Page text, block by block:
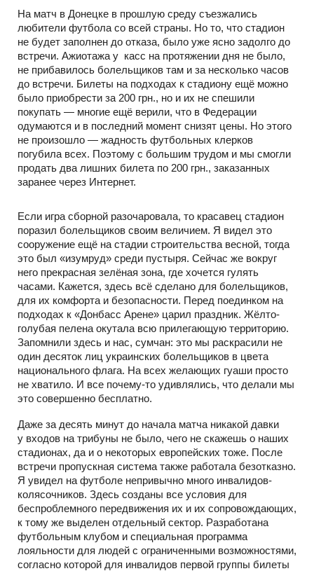
На матч в Донецке в прошлую среду съезжались
любители футбола со всей страны. Но то, что стадион
не будет заполнен до отказа, было уже ясно задолго до
встречи. Ажиотажа у касс на протяжении дня не было,
не прибавилось болельщиков там и за несколько часов
до встречи. Билеты на подходах к стадиону ещё можно
было приобрести за 200 грн., но и их не спешили
покупать — многие ещё верили, что в Федерации
одумаются и в последний момент снизят цены. Но этого
не произошло — жадность футбольных клерков
погубила всех. Поэтому с большим трудом и мы смогли
продать два лишних билета по 200 грн., заказанных
заранее через Интернет.
Если игра сборной разочаровала, то красавец стадион
поразил болельщиков своим величием. Я видел это
сооружение ещё на стадии строительства весной, тогда
это был «изумруд» среди пустыря. Сейчас же вокруг
него прекрасная зелёная зона, где хочется гулять
часами. Кажется, здесь всё сделано для болельщиков,
для их комфорта и безопасности. Перед поединком на
подходах к «Донбасс Арене» царил праздник. Жёлто-
голубая пелена окутала всю прилегающую территорию.
Запомнили здесь и нас, сумчан: это мы раскрасили не
один десяток лиц украинских болельщиков в цвета
национального флага. На всех желающих гуаши просто
не хватило. И все почему-то удивлялись, что делали мы
это совершенно бесплатно.
Даже за десять минут до начала матча никакой давки
у входов на трибуны не было, чего не скажешь о наших
стадионах, да и о некоторых европейских тоже. После
встречи пропускная система также работала безотказно.
Я увидел на футболе непривычно много инвалидов-
колясочников. Здесь созданы все условия для
беспроблемного передвижения их и их сопровождающих,
к тому же выделен отдельный сектор. Разработана
футбольным клубом и специальная программа
лояльности для людей с ограниченными возможностями,
согласно которой для инвалидов первой группы билеты